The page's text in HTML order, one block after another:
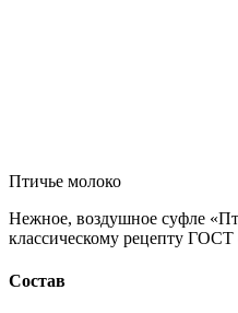
Птичье молоко
Нежное, воздушное суфле
классическому рецепту ГОСТ
Состав